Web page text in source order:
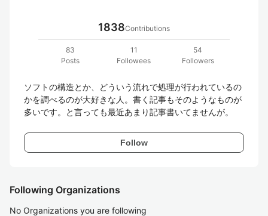
1838Contributions
83
Posts
11
Followees
54
Followers
ソフトの構造とか、どういう流れで処理が行われているの
かを調べるのが大好きな人。書く記事もそのようなものが
多いです。と言っても最近あまり記事書いてませんが。
Follow
Following Organizations
No Organizations you are following